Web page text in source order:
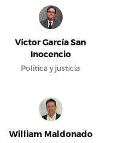
Víctor García San
Inocencio
Política y justicia
William Maldonado